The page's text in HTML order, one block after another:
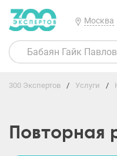
Москва
300 Экспертов Услуги
Повторная